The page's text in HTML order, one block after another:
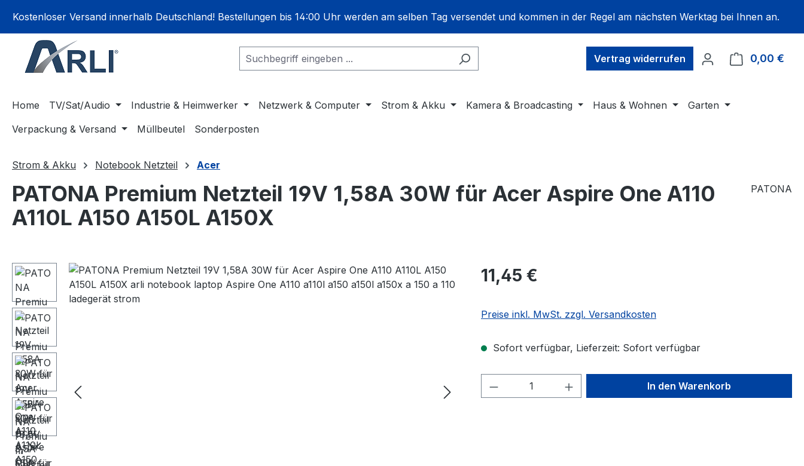
Zur Hauptnavigation springen
Kostenloser Versand innerhalb Deutschland! Bestellungen bis 14:00 Uhr werden am selben Tag versendet und kommen in der Regel am nächsten Werktag bei Ihnen an.
Vertrag widerrufen 0,00 €
Home TV/Sat/Audio Industrie & Heimwerker Netzwerk & Computer Strom & Akku Kamera & Broadcasting Haus & Wohnen
Garten
Verpackung & Versand
Müllbeutel Sonderposten
Strom & Akku Notebook Netzteil Acer
PATONA Premium Netzteil 19V 1,58A 30W für Acer Aspire One A110
A110L A150 A150L A150X
PATONA
Bildergalerie überspringen 11,45 €
Preise inkl. MwSt. zzgl. Versandkosten
Sofort verfügbar, Lieferzeit: Sofort verfügbar
Produkt Anzahl: Gib den gewünschten Wert
In den Warenkorb